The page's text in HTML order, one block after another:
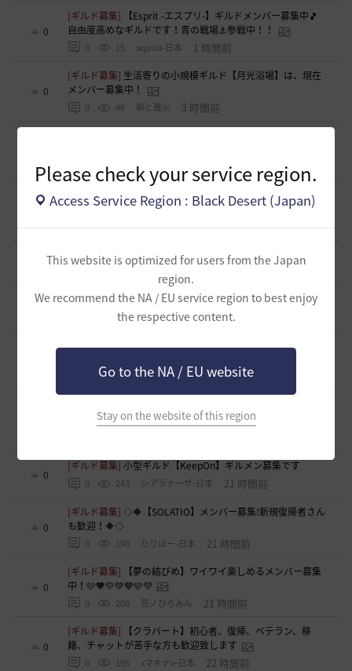
Please check your service region.
Access Service Region : Black Desert (Japan)
This website is optimized for users from the Japan
region.
We recommend the NA / EU service region to best enjoy
the respective content.
Go to the NA / EU website
Stay on the website of this region
0
[ギルド募集]
【Esprit -エスプリ-】ギルドメンバー募集中🎵
自由度高めなギルドです！青の戦場⚓参戦中！！
0 15 aquria-日本 1 時間前
0
[ギルド募集] 生活寄りの小規模ギルド【月光浴場】は、現在
メンバー募集中！
0 46 柳と篝火 3 時間前
まっしろくろすけ 4 時間前
[ギルド募集] 【はむちゃっぷ】挨拶『非推奨』🐾 気遣いスト
レス0%で給料MAXとバフを吸える「特大の器」
0 41 おやじーぬ-日本 4 時間前
[意見掲示板] 「制裁」という言葉が与える印象について
浅井ジークフリード配信者 5 時間前
[意見掲示板]制裁措置における透明性の確保について
65 浅井ジークフリード配信者
[ギルド募集]新設ギルド 「Shmurda」立ち上げメンバー募
68 いなドン 7 時間前
報・情報開示について（提案）
0
[ギルド募集]小型ギルド【KeepOn】ギルメン募集です
0 243 シアラナーザ-日本 21 時間前
0
[ギルド募集]◇🔶【SOLATIO】メンバー募集!新規復帰者さん
も歓迎！🔶◇
0 190 たりほー-日本 21 時間前
0
[ギルド募集]
【夢の結びめ】ワイワイ楽しめるメンバー募集
中！🩷🧡💛💚💙🩵💜
0 208 花ノひろみん 21 時間前
0
[ギルド募集]
【クラバート】初心者、復帰、ベテラン、移
籍、チャットが苦手な方も歓迎致します
0 195 xマキナx-日本 22 時間前